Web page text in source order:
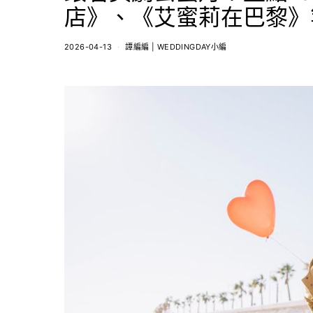
店》、《艾蜜莉在巴黎
2026-04-13 譚編編 | WEDDINGDAY小編